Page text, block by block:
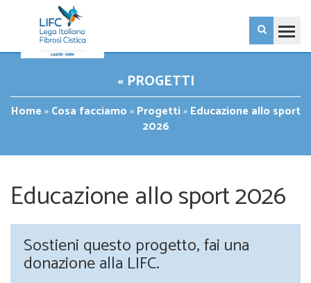
« PROGETTI
Home»Cosa facciamo»Progetti»Educazione allo sport
2026
Educazione allo sport 2026
Sostieni questo progetto, fai una
donazione alla LIFC.